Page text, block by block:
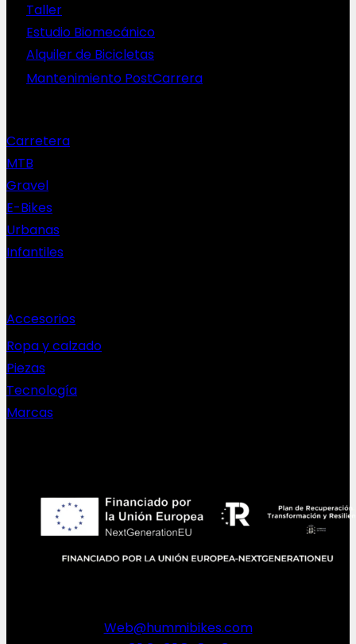
Taller
Estudio Biomecánico
Alquiler de Bicicletas
Mantenimiento PostCarrera
Carretera
MTB
Gravel
E-Bikes
Urbanas
Infantiles
Accesorios
Ropa y calzado
Piezas
Tecnología
Marcas
Web@hummibikes.com